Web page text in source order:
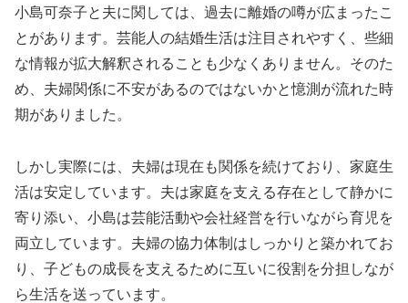
小島可奈子と夫に関しては、過去に離婚の噂が広まったこ
とがあります。芸能人の結婚生活は注目されやすく、些細
な情報が拡大解釈されることも少なくありません。そのた
め、夫婦関係に不安があるのではないかと憶測が流れた時
期がありました。
しかし実際には、夫婦は現在も関係を続けており、家庭生
活は安定しています。夫は家庭を支える存在として静かに
寄り添い、小島は芸能活動や会社経営を行いながら育児を
両立しています。夫婦の協力体制はしっかりと築かれてお
り、子どもの成長を支えるために互いに役割を分担しなが
ら生活を送っています。